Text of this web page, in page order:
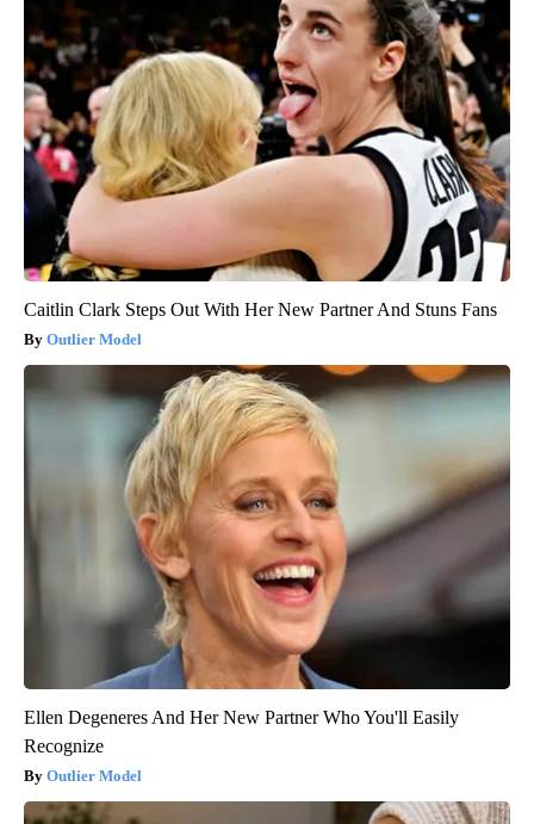
Caitlin Clark Steps Out With Her New Partner And Stuns Fans
Outlier Model
Ellen Degeneres And Her New Partner Who You'll Easily
Recognize
Outlier Model